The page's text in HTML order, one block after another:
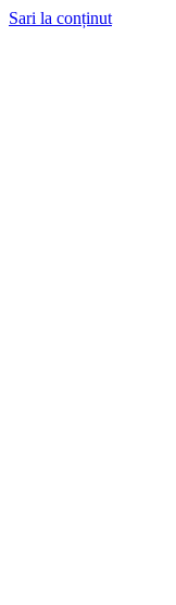
Sari la conținut